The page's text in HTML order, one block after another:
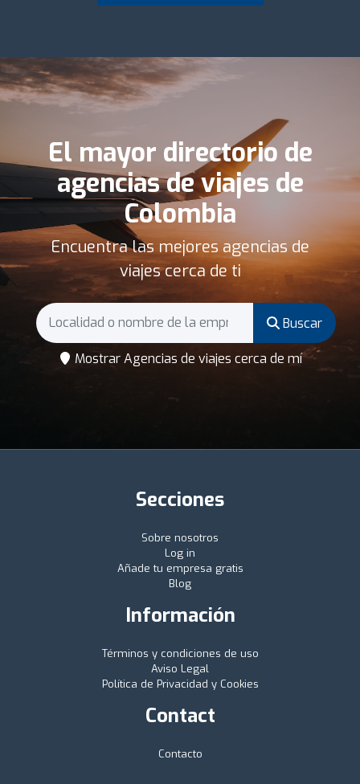
El mayor directorio de
agencias de viajes de
Colombia
Encuentra las mejores agencias de
viajes cerca de ti
Buscar
Mostrar Agencias de viajes cerca de mí
Secciones
Sobre nosotros
Log in
Añade tu empresa gratis
Blog
Información
Términos y condiciones de uso
Aviso Legal
Política de Privacidad y Cookies
Contact
Contacto